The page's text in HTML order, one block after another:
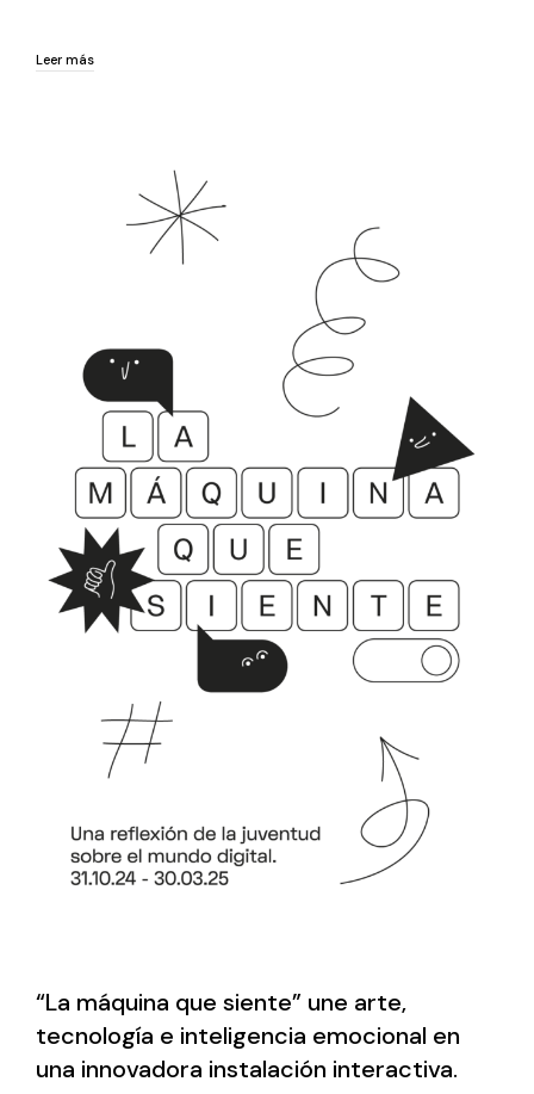
Leer más
“La máquina que siente” une arte,
tecnología e inteligencia emocional en
una innovadora instalación interactiva.